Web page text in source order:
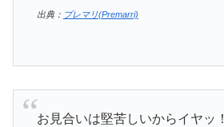
出典： プレマリ(Premarri)
お見合いは堅苦しいからイヤッ！